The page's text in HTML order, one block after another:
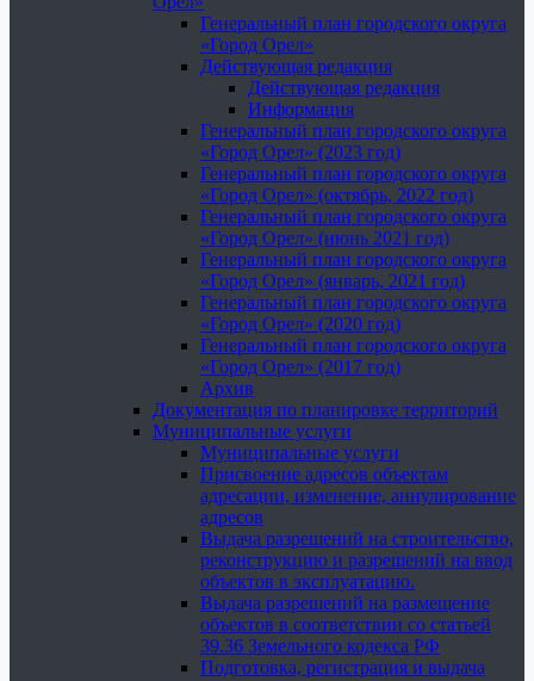
Генеральный план городского округа
«Город Орел»
Действующая редакция
Действующая редакция
Информация
Генеральный план городского округа
«Город Орел» (2023 год)
Генеральный план городского округа
«Город Орел» (октябрь, 2022 год)
Генеральный план городского округа
«Город Орел» (июнь 2021 год)
Генеральный план городского округа
«Город Орел» (январь, 2021 год)
Генеральный план городского округа
«Город Орел» (2020 год)
Генеральный план городского округа
«Город Орел» (2017 год)
Архив
Документация по планировке территорий
Муниципальные услуги
Муниципальные услуги
Присвоение адресов объектам
адресации, изменение, аннулирование
адресов
Выдача разрешений на строительство,
реконструкцию и разрешений на ввод
объектов в эксплуатацию.
Выдача разрешений на размещение
объектов в соответствии со статьей
39.36 Земельного кодекса РФ
Подготовка, регистрация и выдача